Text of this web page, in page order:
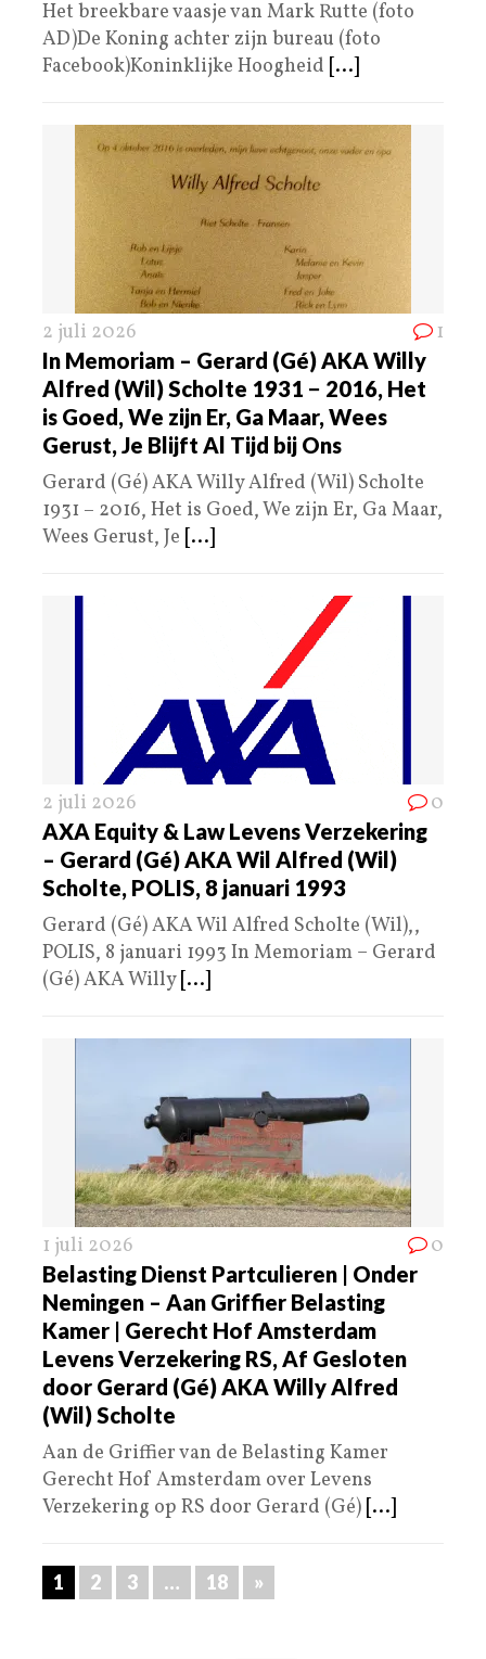
Het breekbare vaasje van Mark Rutte (foto
AD)De Koning achter zijn bureau (foto
Facebook)Koninklijke Hoogheid [...]
2 juli 2026 1
In Memoriam – Gerard (Gé) AKA Willy
Alfred (Wil) Scholte 1931 − 2016, Het
is Goed, We zijn Er, Ga Maar, Wees
Gerust, Je Blijft Al Tijd bij Ons
Gerard (Gé) AKA Willy Alfred (Wil) Scholte
1931 − 2016, Het is Goed, We zijn Er, Ga Maar,
Wees Gerust, Je [...]
2 juli 2026 0
AXA Equity & Law Levens Verzekering
– Gerard (Gé) AKA Wil Alfred (Wil)
Scholte, POLIS, 8 januari 1993
Gerard (Gé) AKA Wil Alfred Scholte (Wil),,
POLIS, 8 januari 1993 In Memoriam – Gerard
(Gé) AKA Willy [...]
1 juli 2026 0
Belasting Dienst Partculieren | Onder
Nemingen – Aan Griffier Belasting
Kamer | Gerecht Hof Amsterdam
Levens Verzekering RS, Af Gesloten
door Gerard (Gé) AKA Willy Alfred
(Wil) Scholte
Aan de Griffier van de Belasting Kamer
Gerecht Hof Amsterdam over Levens
Verzekering op RS door Gerard (Gé) [...]
1 2 3 … 18 »